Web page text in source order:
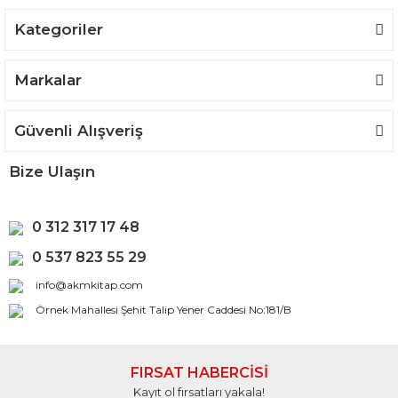
Kategoriler
Markalar
Güvenli Alışveriş
Bize Ulaşın
0 312 317 17 48
0 537 823 55 29
info@akmkitap.com
Örnek Mahallesi Şehit Talip Yener Caddesi No:181/B
FIRSAT HABERCİSİ
Kayıt ol fırsatları yakala!